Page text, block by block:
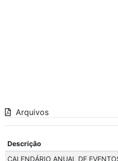
Arquivos
Descrição
CALENDÁRIO ANUAL DE